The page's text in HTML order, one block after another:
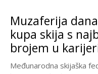
Muzaferija
kupa skija s
brojem u
Međunarodna skijaška